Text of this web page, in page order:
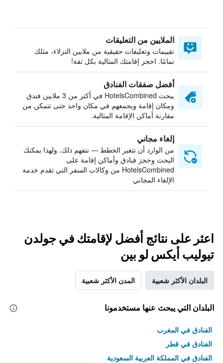
الملايين من التعليقات
تقييمات وتعليقات حقيقية من ملايين النزلاء، مثلك
تمامًا. احجز إقامتك المثالية بكل ثقة!
أفضل صفقات الفنادق
يبحث HotelsCombined في أكثر من 3 ملايين فندق
ومكان إقامة ويجمعهم في مكان واحد حتى تتمكن من
مقارنة أماكن الإقامة المثالية.
إلغاء مجاني
من الوارد أن تتغير الخطط — نتفهم ذلك. ولهذا يمكنك
البحث وحجز فنادق وأماكن إقامة على
HotelsCombined من وكالات السفر التي تقدم خدمة
الإلغاء المجاني
اعثر على نتائج أفضل لإقامتك في جولدن
تيوليب أيكس لو بين
البلدان الأكثر شعبية المدن الأكثر شعبية
البلدان التي يبحث عنها مستخدمونا
الفنادق في المغرب
الفنادق في قطر
الفنادق في المملكة العربية السعودية